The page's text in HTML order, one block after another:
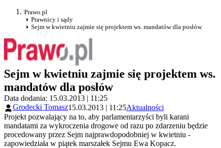
Prawo.pl
Prawnicy i sądy
Sejm w kwietniu zajmie się projektem ws. mandatów dla posłów
Sejm w kwietniu zajmie się projektem ws.
mandatów dla posłów
Data dodania: 15.03.2013 | 11:25
Grodecki Tomasz15.03.2013 | 11:25Aktualności
Projekt pozwalający na to, aby parlamentarzyści byli karani
mandatami za wykroczenia drogowe od razu po zdarzeniu będzie
procedowany przez Sejm najprawdopodobniej w kwietniu -
zapowiedziała w piątek marszałek Sejmu Ewa Kopacz.